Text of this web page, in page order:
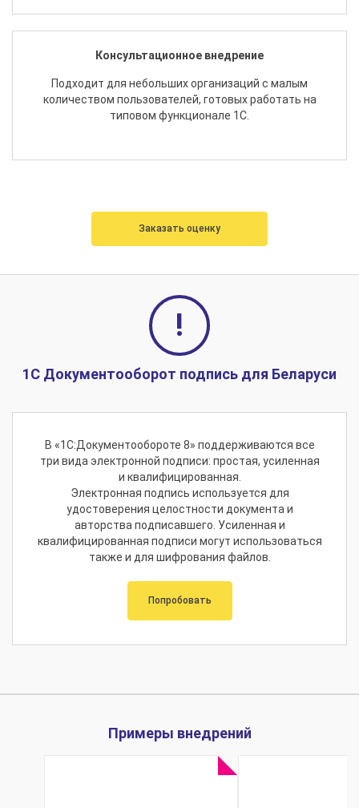
Консультационное внедрение
Подходит для небольших организаций с малым
количеством пользователей, готовых работать на
типовом функционале 1С.
Заказать оценку
1С Документооборот подпись для Беларуси
В «1С:Документообороте 8» поддерживаются все
три вида электронной подписи: простая, усиленная
и квалифицированная.
Электронная подпись используется для
удостоверения целостности документа и
авторства подписавшего. Усиленная и
квалифицированная подписи могут использоваться
также и для шифрования файлов.
Попробовать
Примеры внедрений